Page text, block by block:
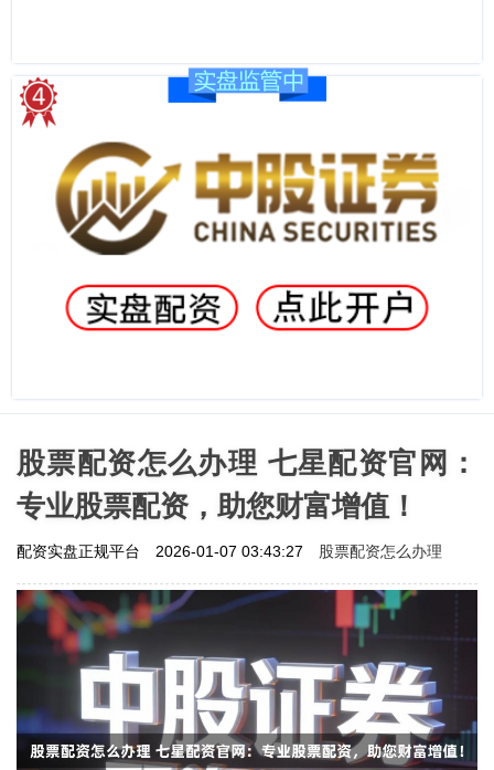
股票配资怎么办理 七星配资官网：
专业股票配资，助您财富增值！
配资实盘正规平台 2026-01-07 03:43:27 股票配资怎么办理